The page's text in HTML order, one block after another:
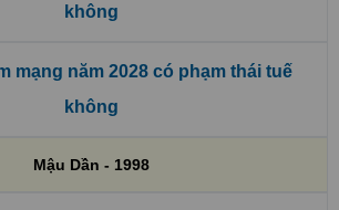
không
mạng năm 2028 có phạm thái tuế
không
Mậu Dần - 1998